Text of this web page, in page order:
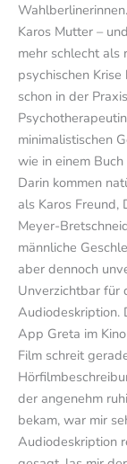
Karos Mutter –
mehr schlecht als
psychischen
schon in der
minimalistischen
wie in einem
Darin kommen
als Karos Freund,
Meyer-
männliche
aber dennoch
Unverzichtbar für
Audiodeskription.
App Greta im
Film schreit
der angenehm
bekam, war mir
Audiodeskription